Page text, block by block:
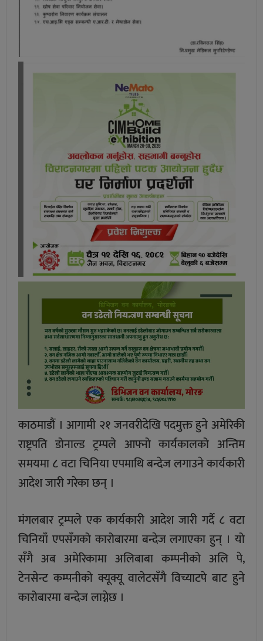
काठमाडौं । आगामी २१ जनवरीदेखि पदमुक्त हुने अमेरिकी
राष्ट्रपति डोनाल्ड ट्रम्पले आफ्नो कार्यकालको अन्तिम
समयमा ८ वटा चिनिया एपमाथि बन्देज लगाउने कार्यकारी
आदेश जारी गरेका छन् ।
मंगलबार ट्रम्पले एक कार्यकारी आदेश जारी गर्दै ८ वटा
चिनियाँ एपसँगको कारोबारमा बन्देज लगाएका हुन् । यो
सँगै अब अमेरिकामा अलिबाबा कम्पनीको अलि पे,
टेनसेन्ट कम्पनीको क्यूक्यू वालेटसँगै विच्याटपे बाट हुने
कारोबारमा बन्देज लाग्नेछ ।